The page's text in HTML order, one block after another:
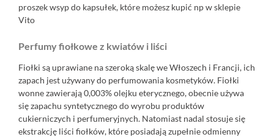
proszek wsyp do kapsułek, które możesz kupić np w sklepie
Vito
Perfumy fiołkowe z kwiatów i liści
Fiołki są uprawiane na szeroką skalę we Włoszech i Francji, ich
zapach jest używany do perfumowania kosmetyków. Fiołki
wonne zawierają 0,003% olejku eterycznego, obecnie używa
się zapachu syntetycznego do wyrobu produktów
cukierniczych i perfumeryjnych. Natomiast nadal stosuje się
ekstrakcję liści fiołków, które posiadają zupełnie odmienny